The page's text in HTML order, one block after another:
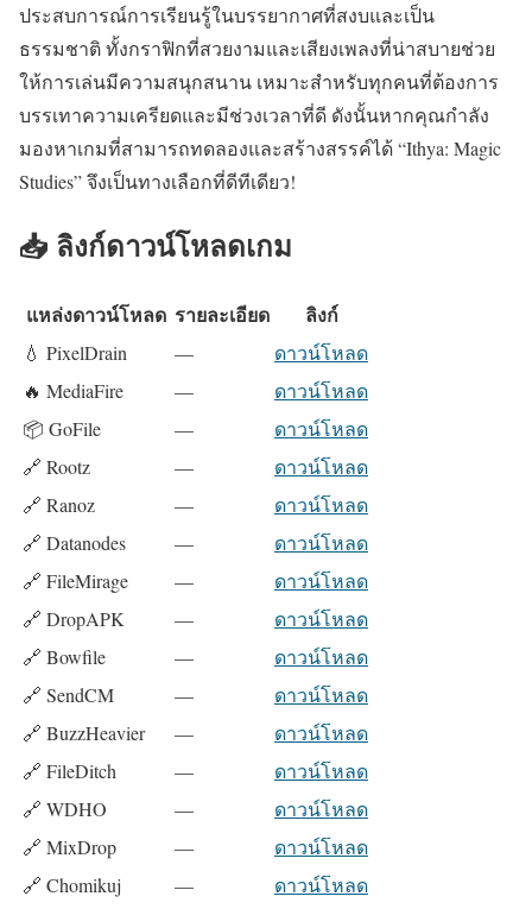
ประสบการณ์การเรียนรู้ในบรรยากาศที่สงบและเป็น
ธรรมชาติ ทั้งกราฟิกที่สวยงามและเสียงเพลงที่น่าสบายช่วย
ให้การเล่นมีความสนุกสนาน เหมาะสำหรับทุกคนที่ต้องการ
บรรเทาความเครียดและมีช่วงเวลาที่ดี ดังนั้นหากคุณกำลัง
มองหาเกมที่สามารถทดลองและสร้างสรรค์ได้ “Ithya: Magic
Studies” จึงเป็นทางเลือกที่ดีทีเดียว!
📥 ลิงก์ดาวน์โหลดเกม
แหล่งดาวน์โหลด รายละเอียด ลิงก์
💧 PixelDrain —
ดาวน์โหลด
🔥 MediaFire
—
ดาวน์โหลด
📦 GoFile
—
ดาวน์โหลด
🔗 Rootz
—
ดาวน์โหลด
🔗 Ranoz
—
ดาวน์โหลด
🔗 Datanodes
—
ดาวน์โหลด
🔗 FileMirage
—
ดาวน์โหลด
🔗 DropAPK
—
ดาวน์โหลด
🔗 Bowfile
—
ดาวน์โหลด
🔗 SendCM
—
ดาวน์โหลด
🔗 BuzzHeavier
—
ดาวน์โหลด
🔗 FileDitch
—
ดาวน์โหลด
🔗 WDHO
—
ดาวน์โหลด
🔗 MixDrop
—
ดาวน์โหลด
🔗 Chomikuj
—
ดาวน์โหลด